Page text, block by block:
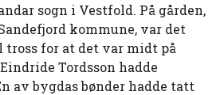
sogn i Vestfold. På gården,
kommune, var det
for at det var midt på
Tordsson hadde
av bygdas bønder hadde tatt